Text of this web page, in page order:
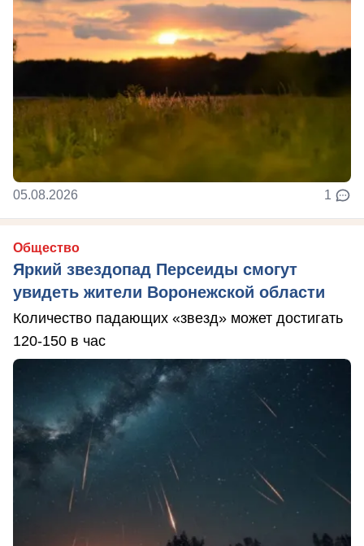
05.08.2026 1
Общество
Яркий звездопад Персеиды смогут
увидеть жители Воронежской области
Количество падающих «звезд» может достигать
120-150 в час